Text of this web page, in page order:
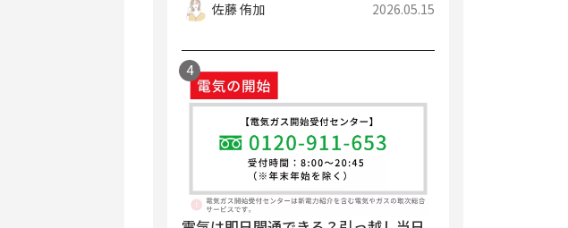
佐藤 侑加 2026.05.15